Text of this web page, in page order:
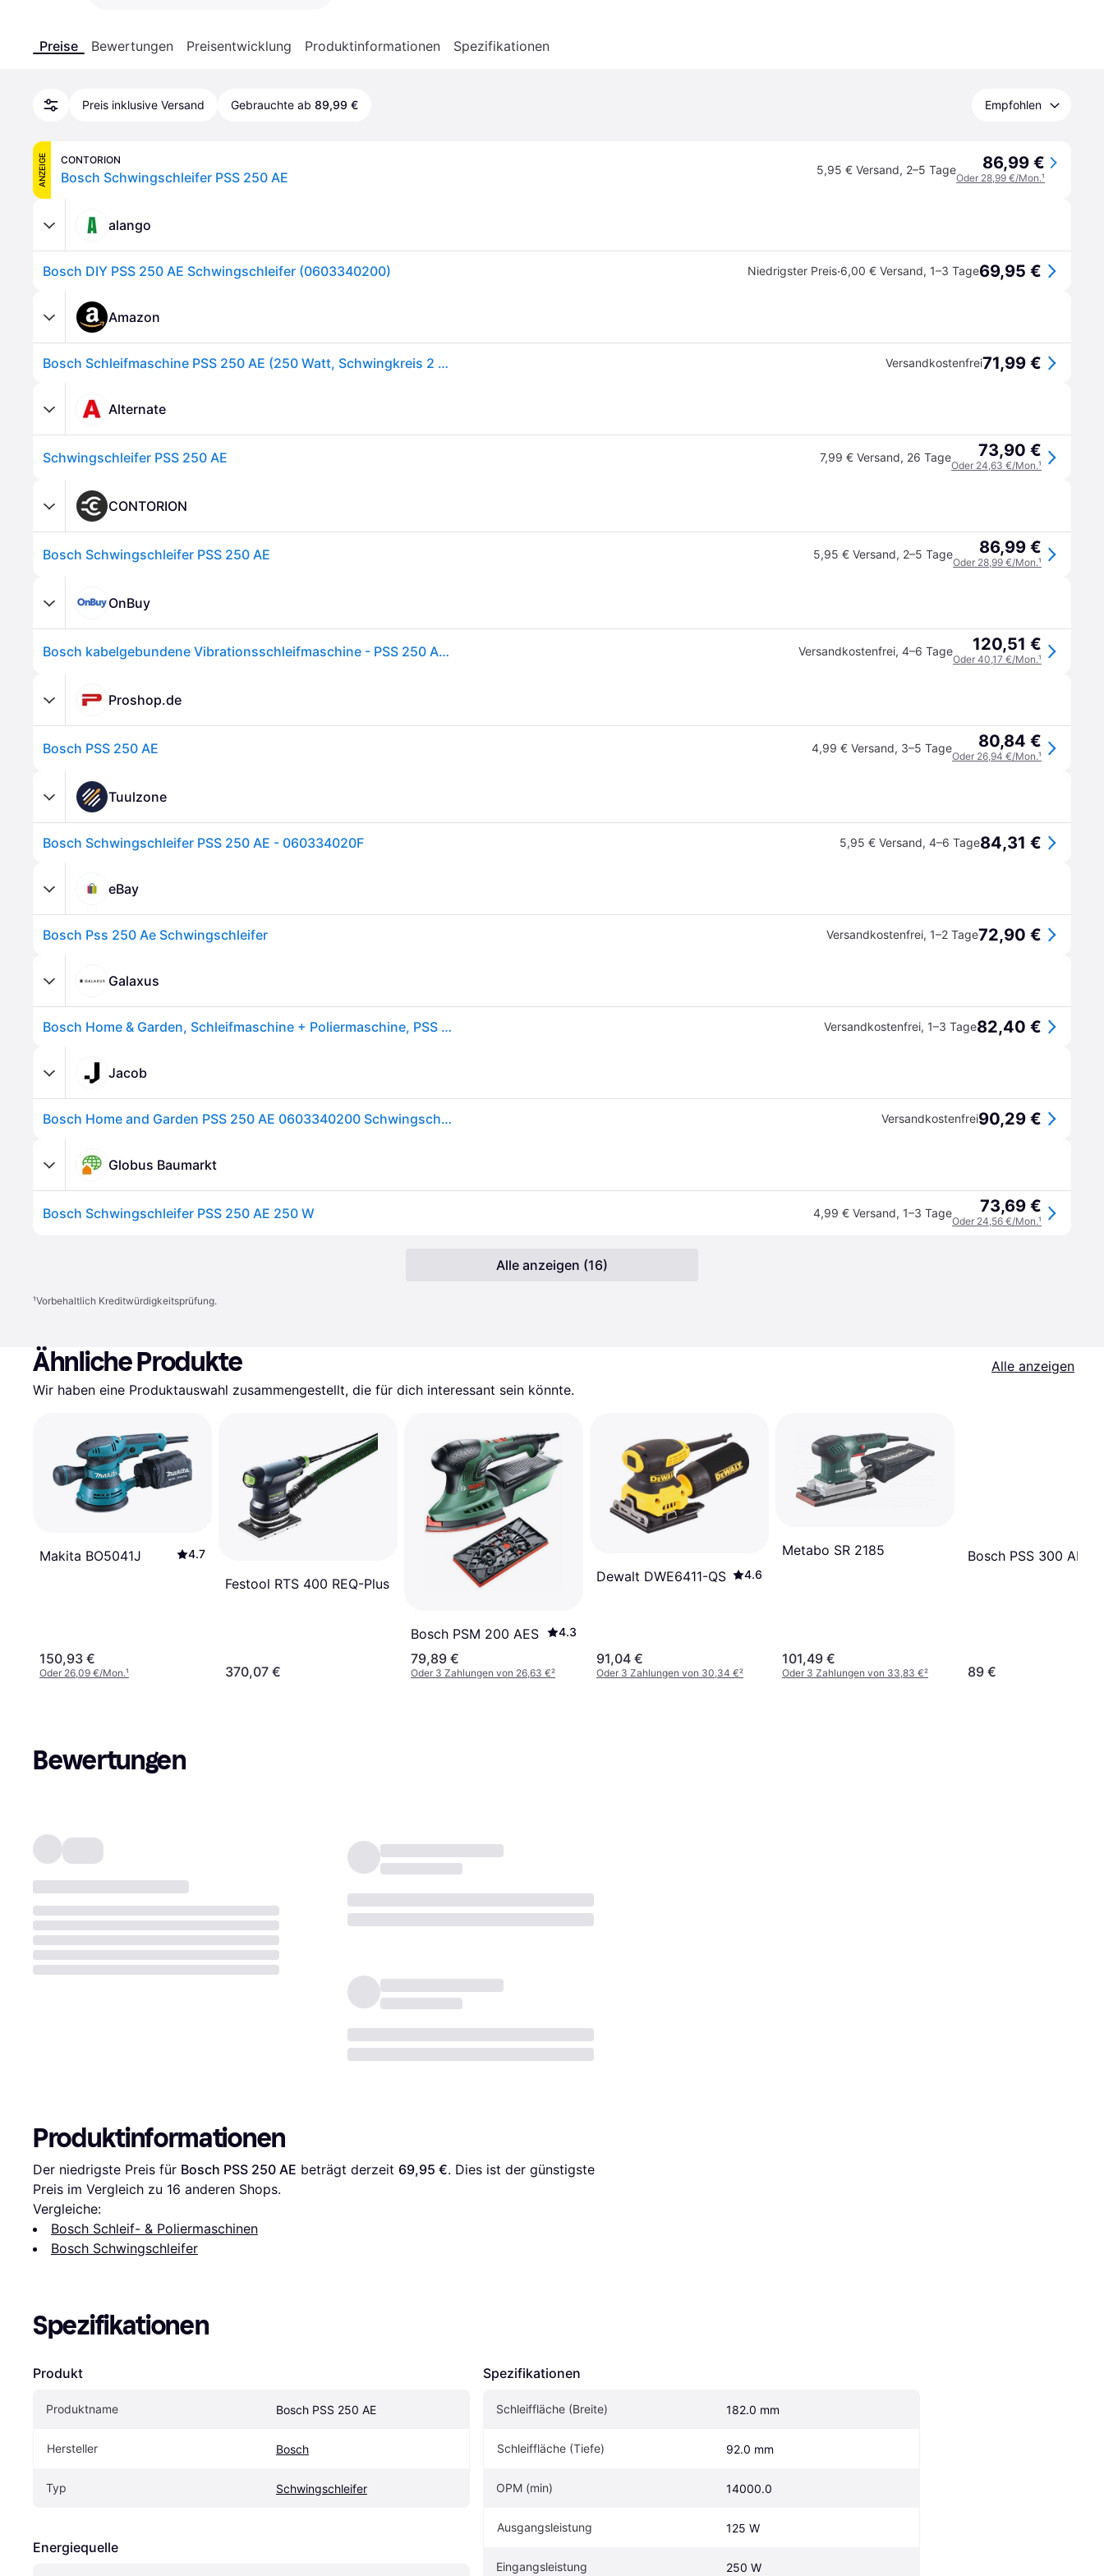
Preise Bewertungen Preisentwicklung Produktinformationen Spezifikationen
Preis inklusive Versand Gebrauchte ab 89,99 € Empfohlen
ANZEIGE CONTORION
Bosch Schwingschleifer PSS 250 AE 5,95 € Versand, 2–5 Tage 86,99 €
Oder 28,99 €/Mon.¹
alango
Bosch DIY PSS 250 AE Schwingschleifer (0603340200) Niedrigster Preis·6,00 € Versand, 1–3 Tage69,95 €
Amazon
Bosch Schleifmaschine PSS 250 AE (250 Watt, Schwingkreis 2 mm, Schleiffläche 167 cm2, im Koffer) Versandkostenfrei71,99 €
Alternate
Schwingschleifer PSS 250 AE 7,99 € Versand, 26 Tage 73,90 €
Oder 24,63 €/Mon.¹
CONTORION
Bosch Schwingschleifer PSS 250 AE 5,95 € Versand, 2–5 Tage 86,99 €
Oder 28,99 €/Mon.¹
OnBuy
Bosch kabelgebundene Vibrationsschleifmaschine - PSS 250 AE (250W, Aufbewahrungskoffer, Schleifscheiben P80, P120, P180) Versandkostenfrei, 4–6 Tage 120,51 €
Oder 40,17 €/Mon.¹
Proshop.de
Bosch PSS 250 AE 4,99 € Versand, 3–5 Tage 80,84 €
Oder 26,94 €/Mon.¹
Tuulzone
Bosch Schwingschleifer PSS 250 AE - 060334020F 5,95 € Versand, 4–6 Tage84,31 €
eBay
Bosch Pss 250 Ae Schwingschleifer Versandkostenfrei, 1–2 Tage72,90 €
Galaxus
Bosch Home & Garden, Schleifmaschine + Poliermaschine, PSS 250 AE (Schwingschleifer) Versandkostenfrei, 1–3 Tage82,40 €
Jacob
Bosch Home and Garden PSS 250 AE 0603340200 Schwingschleifer inkl. Koffer 250 W 93 x 185 mm Versandkostenfrei90,29 €
Globus Baumarkt
Bosch Schwingschleifer PSS 250 AE 250 W 4,99 € Versand, 1–3 Tage 73,69 €
Oder 24,56 €/Mon.¹
Alle anzeigen (16)
¹Vorbehaltlich Kreditwürdigkeitsprüfung.
Ähnliche Produkte
Alle anzeigen
Wir haben eine Produktauswahl zusammengestellt, die für dich interessant sein könnte.
Makita BO5041J 4.7
150,93 €
Oder 26,09 €/Mon.¹
Festool RTS 400 REQ-Plus
370,07 €
Bosch PSM 200 AES 4.3
79,89 €
Oder 3 Zahlungen von 26,63 €²
Dewalt DWE6411-QS 4.6
91,04 €
Oder 3 Zahlungen von 30,34 €²
Metabo SR 2185
101,49 €
Oder 3 Zahlungen von 33,83 €²
Bosch PSS 300 AE
89 €
Bewertungen
Produktinformationen
Der niedrigste Preis für Bosch PSS 250 AE beträgt derzeit 69,95 €. Dies ist der günstigste
Preis im Vergleich zu 16 anderen Shops.
Vergleiche:
Bosch Schleif- & Poliermaschinen
Bosch Schwingschleifer
Spezifikationen
Produkt
Produktname Bosch PSS 250 AE
Hersteller Bosch
Typ Schwingschleifer
Energiequelle
Spezifikationen
Schleiffläche (Breite) 182.0 mm
Schleiffläche (Tiefe) 92.0 mm
OPM (min) 14000.0
Ausgangsleistung 125 W
Eingangsleistung 250 W